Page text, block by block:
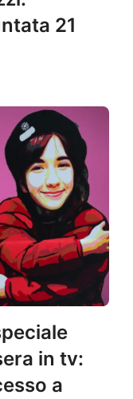
21
in tv:
a